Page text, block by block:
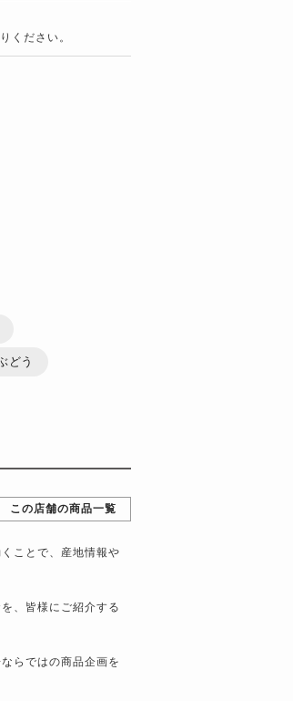
ください。
どう
この店舗の商品一覧
ことで、産地情報や
、皆様にご紹介する
らではの商品企画を